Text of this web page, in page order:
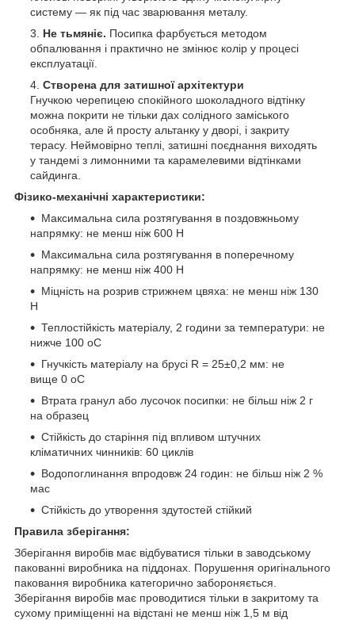
систему — як під час зварювання металу.
Не тьмяніє. Посипка фарбується методом
обпалювання і практично не змінює колір у процесі
експлуатації.
Створена для затишної архітектури
Гнучкою черепицею спокійного шоколадного відтінку
можна покрити не тільки дах солідного заміського
особняка, але й просту альтанку у дворі, і закриту
терасу. Неймовірно теплі, затишні поєднання виходять
у тандемі з лимонними та карамелевими відтінками
сайдинга.
Фізико-механічні характеристики:
Максимальна сила розтягування в поздовжньому
напрямку: не менш ніж 600 Н
Максимальна сила розтягування в поперечному
напрямку: не менш ніж 400 Н
Міцність на розрив стрижнем цвяха: не менш ніж 130
Н
Теплостійкість матеріалу, 2 години за температури: не
нижче 100 oС
Гнучкість матеріалу на брусі R = 25±0,2 мм: не
вище 0 oС
Втрата гранул або лусочок посипки: не більш ніж 2 г
на образец
Стійкість до старіння під впливом штучних
кліматичних чинників: 60 циклів
Водопоглинання впродовж 24 годин: не більш ніж 2 %
мас
Стійкість до утворення здутостей стійкий
Правила зберігання:
Зберігання виробів має відбуватися тільки в заводському
пакованні виробника на піддонах. Порушення оригінального
паковання виробника категорично забороняється.
Зберігання виробів має проводитися тільки в закритому та
сухому приміщенні на відстані не менш ніж 1,5 м від